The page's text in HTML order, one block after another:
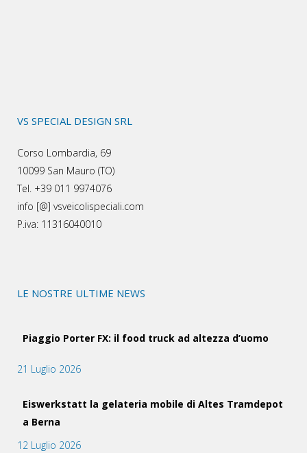
VS SPECIAL DESIGN SRL
Corso Lombardia, 69
10099 San Mauro (TO)
Tel. +39 011 9974076
info [@] vsveicolispeciali.com
P.iva: 11316040010
LE NOSTRE ULTIME NEWS
Piaggio Porter FX: il food truck ad altezza d’uomo
21 Luglio 2026
Eiswerkstatt la gelateria mobile di Altes Tramdepot
a Berna
12 Luglio 2026